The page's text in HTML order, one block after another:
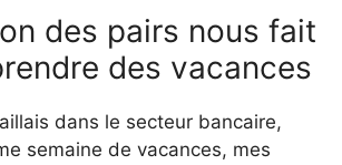
des pairs nous fait
des vacances
dans le secteur bancaire,
semaine de vacances, mes